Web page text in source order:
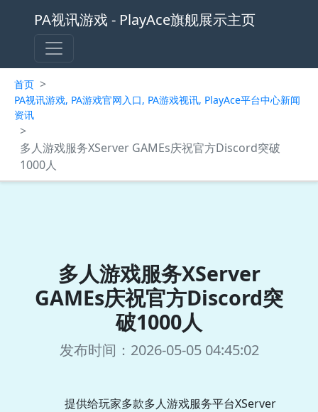
PA视讯游戏 - PlayAce旗舰展示主页
首页 >
PA视讯游戏, PA游戏官网入口, PA游戏视讯, PlayAce平台中心新闻
资讯
>
多人游戏服务XServer GAMEs庆祝官方Discord突破
1000人
多人游戏服务XServer
GAMEs庆祝官方Discord突
破1000人
发布时间：2026-05-05 04:45:02
提供给玩家多款多人游戏服务平台XServer